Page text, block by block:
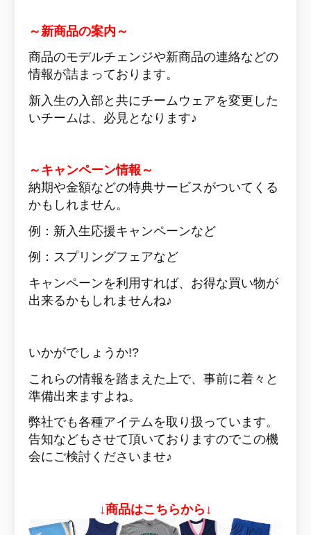
～新商品の案内～
商品のモデルチェンジや新商品の連絡などの
情報が詰まっております。
新入生の入部と共にチームウェアを変更した
いチームは、必見となります♪
～キャンペーン情報～
納期や金額などの特典サービスがついてくる
かもしれません。
例：新入生応援キャンペーンなど
例：スプリングフェアなど
キャンペーンを利用すれば、お得な買い物が
出来るかもしれませんね♪
いかがでしょうか!?
これらの情報を踏まえた上で、事前に着々と
準備出来ますよね。
弊社でも各種アイテムを取り扱っています。
告知などもさせて頂いておりますのでこの機
会にご検討くださいませ♪
↓商品はこちらから↓